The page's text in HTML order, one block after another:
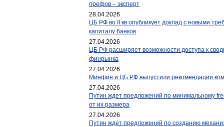
префов – эксперт
28.04.2026
ЦБ РФ во II кв опубликует доклад с новыми
капиталу банков
27.04.2026
ЦБ РФ расширяет возможности доступа к
финрынка
27.04.2026
Минфин и ЦБ РФ выпустили рекомендации
27.04.2026
Путин ждет предложений по минимальному
от их размера
27.04.2026
Путин ждет предложений по созданию